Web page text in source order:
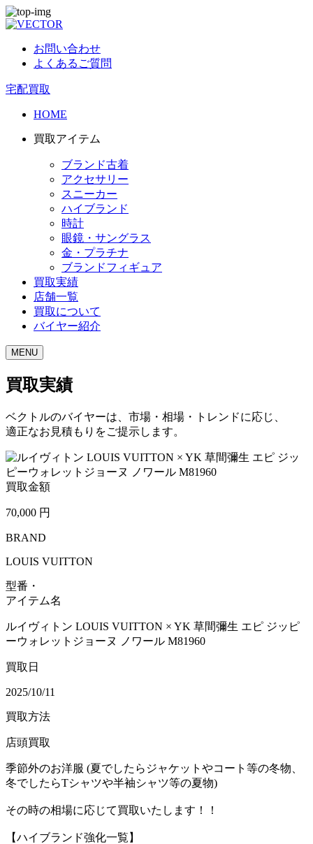
お問い合わせ
よくあるご質問
宅配買取
HOME
買取アイテム
ブランド古着
アクセサリー
スニーカー
ハイブランド
時計
眼鏡・サングラス
金・プラチナ
ブランドフィギュア
買取実績
店舗一覧
買取について
バイヤー紹介
MENU
買取実績
ベクトルのバイヤーは、市場・相場・トレンドに応じ、
適正なお見積もりをご提示します。
買取金額
70,000 円
BRAND
LOUIS VUITTON
型番・
アイテム名
ルイヴィトン LOUIS VUITTON × YK 草間彌生 エピ ジッピ
ーウォレットジョーヌ ノワール M81960
買取日
2025/10/11
買取方法
店頭買取
季節外のお洋服 (夏でしたらジャケットやコート等の冬物、
冬でしたらTシャツや半袖シャツ等の夏物)
その時の相場に応じて買取いたします！！
【ハイブランド強化一覧】